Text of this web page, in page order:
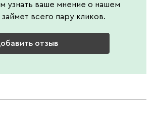
узнать ваше мнение о нашем
всего пару кликов.
отзыв